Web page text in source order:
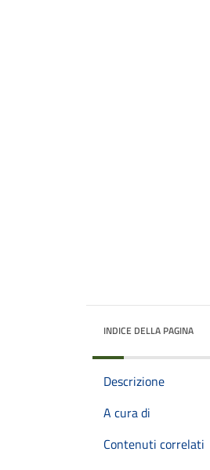
INDICE DELLA PAGINA
Descrizione
A cura di
Contenuti correlati